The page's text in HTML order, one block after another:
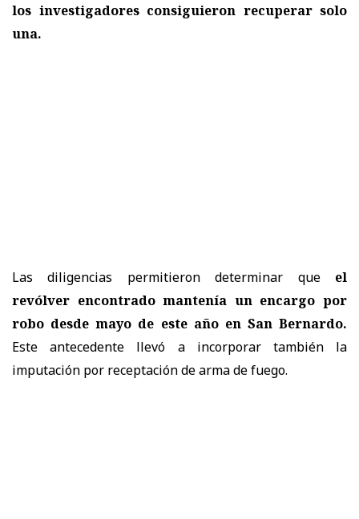
los investigadores consiguieron recuperar solo
una.
Las diligencias permitieron determinar que el
revólver encontrado mantenía un encargo por
robo desde mayo de este año en San Bernardo.
Este antecedente llevó a incorporar también la
imputación por receptación de arma de fuego.